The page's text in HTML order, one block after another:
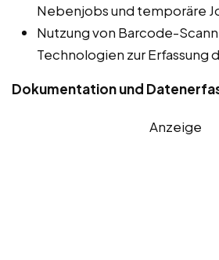
Nebenjobs und temporäre
Nutzung von Barcode-
Technologien zur Erfassung
Dokumentation und
Anzeige